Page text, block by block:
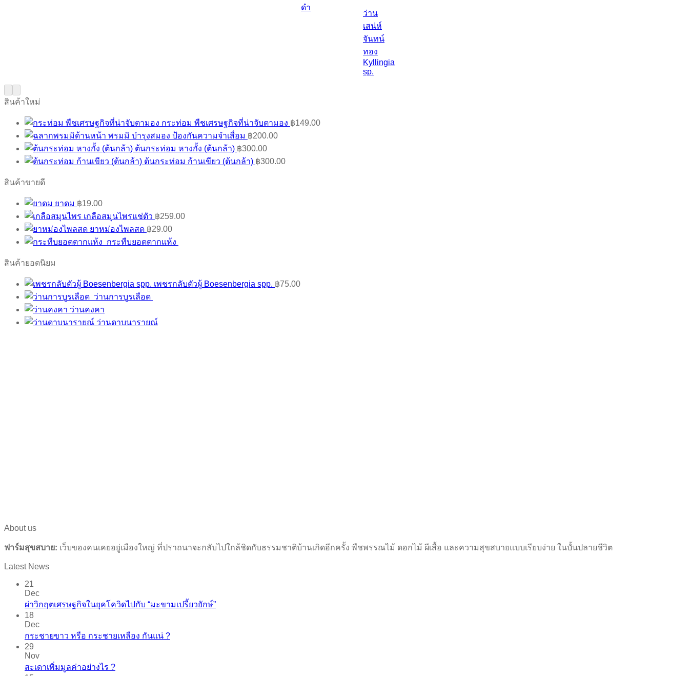
ดำ
ว่าน
เสน่ห์
จันทน์
ทอง
Kyllingia
sp.
สินค้าใหม่
กระท่อม พืชเศรษฐกิจที่น่าจับตามอง ฿149.00
พรมมิ บำรุงสมอง ป้องกันความจำเสื่อม ฿200.00
ต้นกระท่อม หางกั้ง (ต้นกล้า) ฿300.00
ต้นกระท่อม ก้านเขียว (ต้นกล้า) ฿300.00
สินค้าขายดี
ยาดม ฿19.00
เกลือสมุนไพรแช่ตัว ฿259.00
ยาหม่องไพลสด ฿29.00
กระทืบยอดตากแห้ง
สินค้ายอดนิยม
เพชรกลับตัวผู้ Boesenbergia spp. ฿75.00
ว่านการบูรเลือด
ว่านคงคา
ว่านดาบนารายณ์
About us
ฟาร์มสุขสบาย: เว็บของคนเคยอยู่เมืองใหญ่ ที่ปราถนาจะกลับไปใกล้ชิดกับธรรมชาติบ้านเกิดอีกครั้ง พืชพรรณไม้ ดอกไม้ ผีเสื้อ และความสุขสบายแบบเรียบง่าย ในบั้นปลายชีวิต
Latest News
21
Dec
ผ่าวิกฤตเศรษฐกิจในยุคโควิดไปกับ “มะขามเปรี้ยวยักษ์”
18
Dec
กระชายขาว​ หรือ​ กระชายเหลือง กันแน่ ?
29
Nov
สะเดาเพิ่มมูลค่าอย่างไร ?